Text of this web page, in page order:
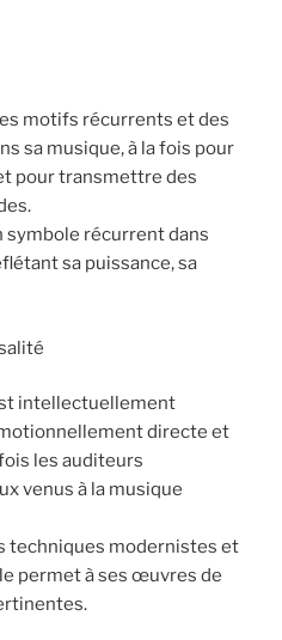
motifs récurrents et des
sa musique, à la fois pour
pour transmettre des
symbole récurrent dans
sa puissance, sa
intellectuellement
directe et
les auditeurs
venus à la musique
techniques modernistes et
permet à ses œuvres de